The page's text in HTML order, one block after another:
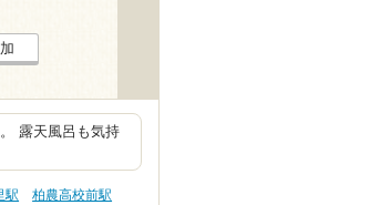
露天風呂も気持
駅
柏農高校前駅